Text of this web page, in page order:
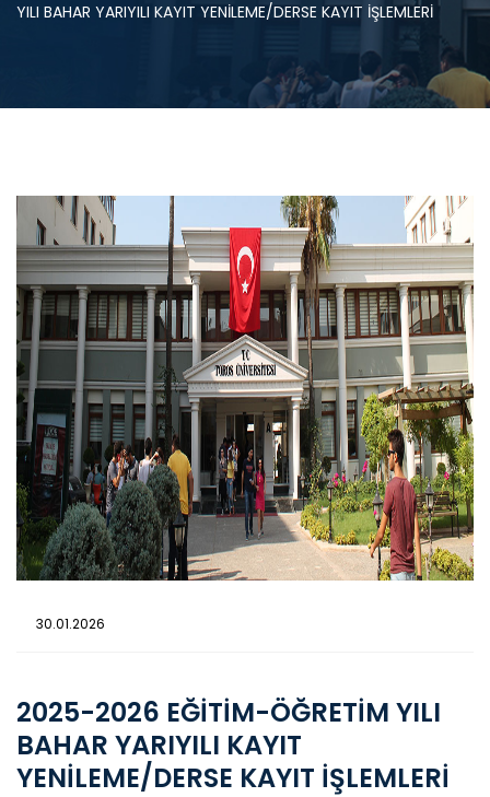
YILI BAHAR YARIYILI KAYIT YENİLEME/DERSE KAYIT İŞLEMLERİ
30.01.2026
2025-2026 EĞİTİM-ÖĞRETİM YILI
BAHAR YARIYILI KAYIT
YENİLEME/DERSE KAYIT İŞLEMLERİ